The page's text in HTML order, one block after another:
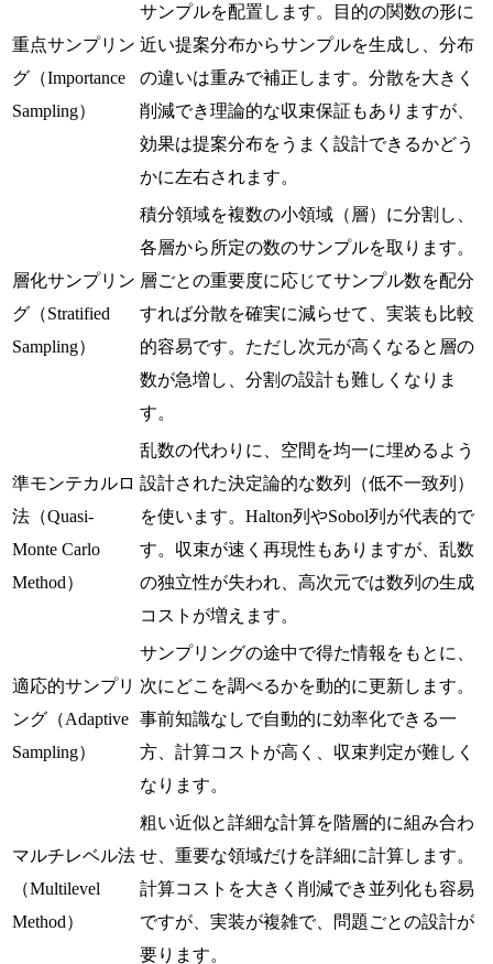
重点サンプリン
グ（Importance
Sampling）
サンプルを配置します。目的の関数の形に
近い提案分布からサンプルを生成し、分布
の違いは重みで補正します。分散を大きく
削減でき理論的な収束保証もありますが、
効果は提案分布をうまく設計できるかどう
かに左右されます。
層化サンプリン
グ（Stratified
Sampling）
積分領域を複数の小領域（層）に分割し、
各層から所定の数のサンプルを取ります。
層ごとの重要度に応じてサンプル数を配分
すれば分散を確実に減らせて、実装も比較
的容易です。ただし次元が高くなると層の
数が急増し、分割の設計も難しくなりま
す。
準モンテカルロ
法（Quasi-
Monte Carlo
Method）
乱数の代わりに、空間を均一に埋めるよう
設計された決定論的な数列（低不一致列）
を使います。Halton列やSobol列が代表的で
す。収束が速く再現性もありますが、乱数
の独立性が失われ、高次元では数列の生成
コストが増えます。
適応的サンプリ
ング（Adaptive
Sampling）
サンプリングの途中で得た情報をもとに、
次にどこを調べるかを動的に更新します。
事前知識なしで自動的に効率化できる一
方、計算コストが高く、収束判定が難しく
なります。
マルチレベル法
（Multilevel
Method）
粗い近似と詳細な計算を階層的に組み合わ
せ、重要な領域だけを詳細に計算します。
計算コストを大きく削減でき並列化も容易
ですが、実装が複雑で、問題ごとの設計が
要ります。